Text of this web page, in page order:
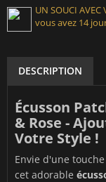
UN SOUCI AVEC
vous avez 14
DESCRIPTION
Écusson
& Rose -
Votre Style !
Envie d'une
cet adorable